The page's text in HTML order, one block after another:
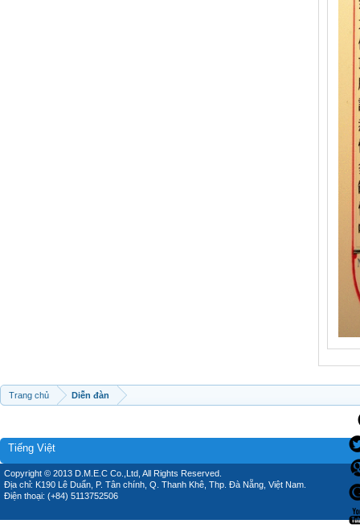
Trang chủ Diễn đàn
Tiếng Việt
Copyright © 2013 D.M.E.C Co.,Ltd, All Rights Reserved.
Địa chỉ: K190 Lê Duẩn, P. Tân chính, Q. Thanh Khê, Thp. Đà Nẵng, Việt Nam.
Điện thoại: (+84) 5113752506